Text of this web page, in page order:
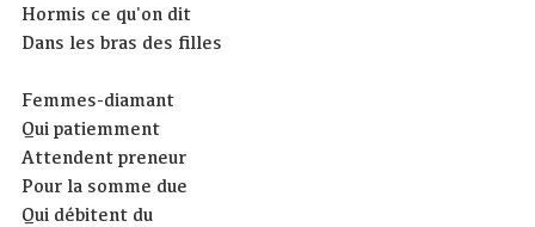
Hormis ce qu'on dit
Dans les bras des filles
Femmes-diamant
Qui patiemment
Attendent preneur
Pour la somme due
Qui débitent du